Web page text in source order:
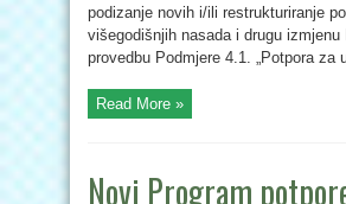
podizanje novih i/ili restrukturiranje
višegodišnjih nasada i drugu izmjenu
provedbu Podmjere 4.1. „Potpora za
Read More »
Novi Program